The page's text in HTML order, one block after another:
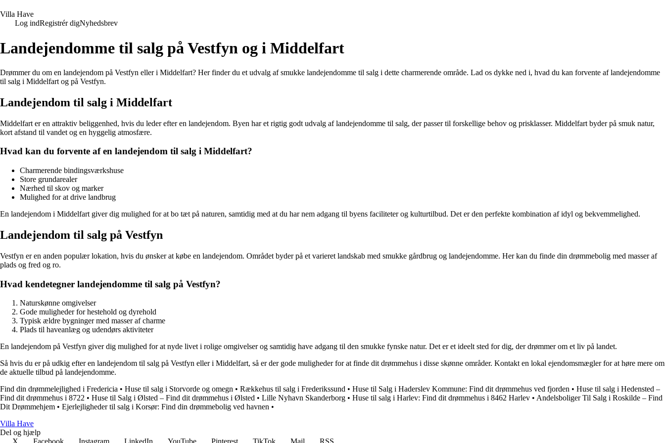
Villa Have
Log indRegistrér digNyhedsbrev
Landejendomme til salg på Vestfyn og i Middelfart
Drømmer du om en landejendom på Vestfyn eller i Middelfart? Her finder du et udvalg af smukke landejendomme til salg i dette charmerende område. Lad os dykke ned i, hvad du kan forvente af landejendomme
til salg i Middelfart og på Vestfyn.
Landejendom til salg i Middelfart
Middelfart er en attraktiv beliggenhed, hvis du leder efter en landejendom. Byen har et rigtig godt udvalg af landejendomme til salg, der passer til forskellige behov og prisklasser. Middelfart byder på smuk natur,
kort afstand til vandet og en hyggelig atmosfære.
Hvad kan du forvente af en landejendom til salg i Middelfart?
Charmerende bindingsværkshuse
Store grundarealer
Nærhed til skov og marker
Mulighed for at drive landbrug
En landejendom i Middelfart giver dig mulighed for at bo tæt på naturen, samtidig med at du har nem adgang til byens faciliteter og kulturtilbud. Det er den perfekte kombination af idyl og bekvemmelighed.
Landejendom til salg på Vestfyn
Vestfyn er en anden populær lokation, hvis du ønsker at købe en landejendom. Området byder på et varieret landskab med smukke gårdbrug og landejendomme. Her kan du finde din drømmebolig med masser af
plads og fred og ro.
Hvad kendetegner landejendomme til salg på Vestfyn?
Naturskønne omgivelser
Gode muligheder for hestehold og dyrehold
Typisk ældre bygninger med masser af charme
Plads til haveanlæg og udendørs aktiviteter
En landejendom på Vestfyn giver dig mulighed for at nyde livet i rolige omgivelser og samtidig have adgang til den smukke fynske natur. Det er et ideelt sted for dig, der drømmer om et liv på landet.
Så hvis du er på udkig efter en landejendom til salg på Vestfyn eller i Middelfart, så er der gode muligheder for at finde dit drømmehus i disse skønne områder. Kontakt en lokal ejendomsmægler for at høre mere om
de aktuelle tilbud på landejendomme.
Find din drømmelejlighed i Fredericia • Huse til salg i Storvorde og omegn • Rækkehus til salg i Frederikssund • Huse til Salg i Haderslev Kommune: Find dit drømmehus ved fjorden • Huse til salg i Hedensted –
Find dit drømmehus i 8722 • Huse til Salg i Ølsted – Find dit drømmehus i Ølsted • Lille Nyhavn Skanderborg • Huse til salg i Harlev: Find dit drømmehus i 8462 Harlev • Andelsboliger Til Salg i Roskilde – Find
Dit Drømmehjem • Ejerlejligheder til salg i Korsør: Find din drømmebolig ved havnen •
Villa Have
Del og hjælp